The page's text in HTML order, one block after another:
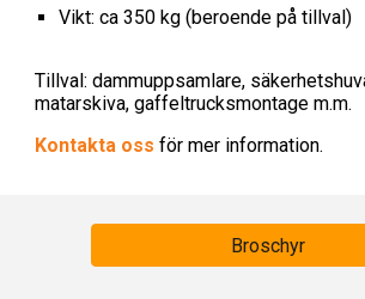
Vikt: ca 350 kg (beroende på tillval)
Tillval: dammuppsamlare,
matarskiva, gaffeltrucksmontage m.m.
Kontakta oss för mer information.
Broschyr